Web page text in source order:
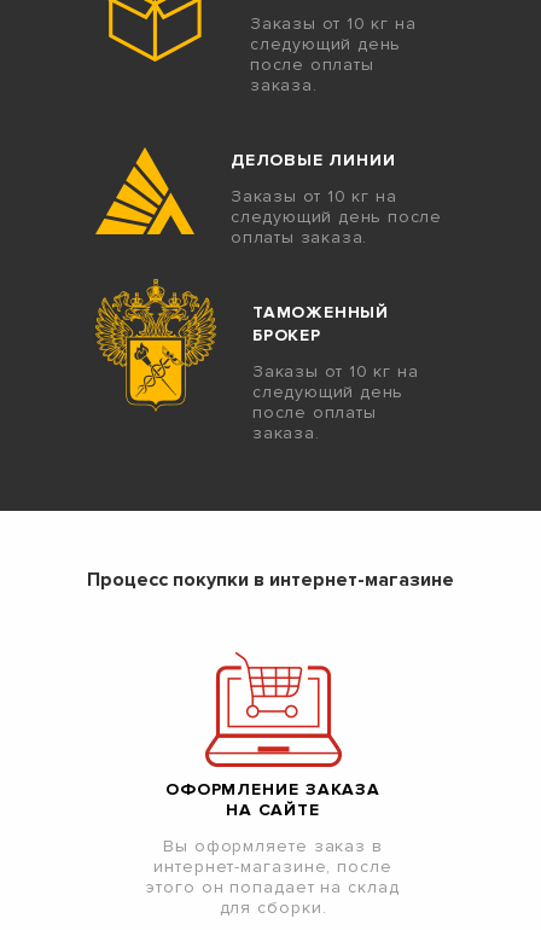
Заказы от 10 кг на
следующий день
после оплаты
заказа.
ДЕЛОВЫЕ ЛИНИИ
Заказы от 10 кг на
следующий день после
оплаты заказа.
ТАМОЖЕННЫЙ
БРОКЕР
Заказы от 10 кг на
следующий день
после оплаты
заказа.
Процесс покупки в интернет-магазине
ОФОРМЛЕНИЕ ЗАКАЗА
НА САЙТЕ
Вы оформляете заказ в
интернет-магазине, после
этого он попадает на склад
для сборки.